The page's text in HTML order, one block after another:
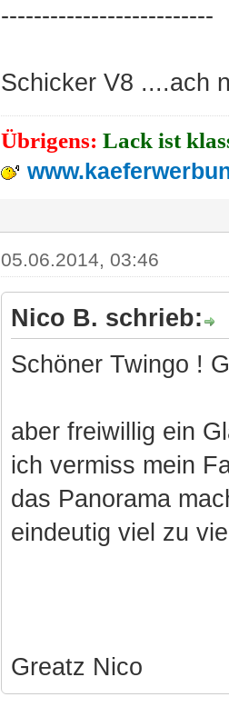
--------------------------
Schicker V8 ....ach
Übrigens: Lack ist
05.06.2014, 03:46
Nico B. schrieb:
Schöner Twingo !
aber freiwillig ein
ich vermiss mein
das Panorama
eindeutig viel zu
Greatz Nico